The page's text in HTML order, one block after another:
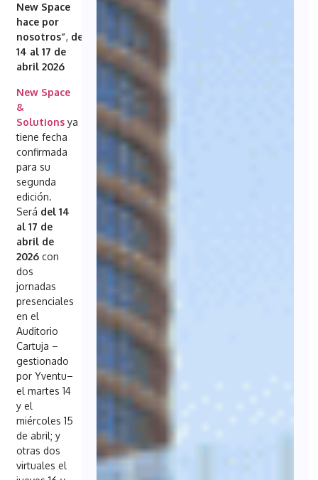
New Space
hace por
nosotros”, del
14 al 17 de
abril 2026
New Space
&
Solutions ya
tiene fecha
confirmada
para su
segunda
edición.
Será del 14
al 17 de
abril de
2026con
dos
jornadas
presenciales
en el
Auditorio
Cartuja –
gestionado
por Yventu–
el martes 14
y el
miércoles 15
de abril; y
otras dos
virtuales el